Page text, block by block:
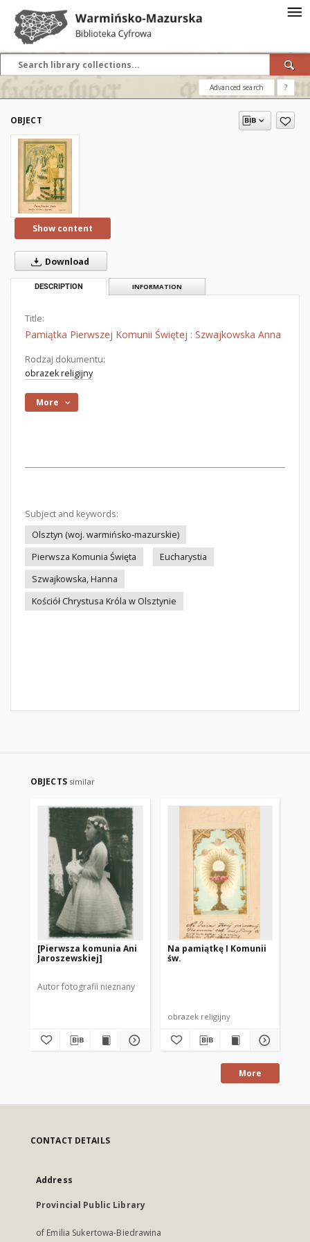
Advanced search ?
OBJECT
Show content
Download
DESCRIPTION INFORMATION
Title:
Pamiątka Pierwszej Komunii Świętej : Szwajkowska Anna
Rodzaj dokumentu:
obrazek religijny
More
Subject and keywords:
Olsztyn (woj. warmińsko-mazurskie)
Pierwsza Komunia Święta
Eucharystia
Szwajkowska, Hanna
Kościół Chrystusa Króla w Olsztynie
OBJECTS similar
[Pierwsza komunia Ani
Jaroszewskiej]
Autor fotografii nieznany
Na pamiątkę I Komunii
św.
obrazek religijny
More
CONTACT DETAILS
Address
Provincial Public Library
of Emilia Sukertowa-Biedrawina